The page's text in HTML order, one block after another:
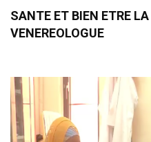
SANTE ET BIEN ETRE
VENEREOLOGUE